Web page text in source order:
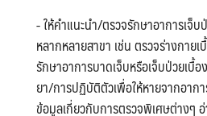
Search
for:
- ให้คำแนะนำ/ตรวจรักษาอาการเจ็
หลากหลายสาขา เช่น ตรวจร่างกาย
รักษาอาการบาดเจ็บหรือเจ็บป่วยเบื้
ยา/การปฏิบัติตัวเพื่อให้หายจากอาก
ข้อมูลเกี่ยวกับการตรวจพิเศษต่างๆ